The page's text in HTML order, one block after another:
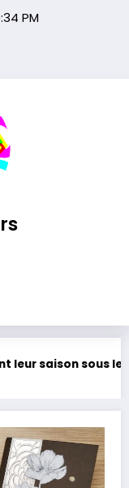
PM
les Les